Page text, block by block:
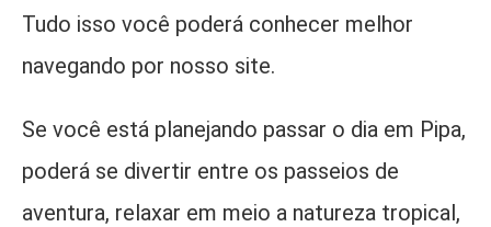
Tudo isso você poderá conhecer melhor
navegando por nosso site.
Se você está planejando passar o dia em Pipa,
poderá se divertir entre os passeios de
aventura, relaxar em meio a natureza tropical,